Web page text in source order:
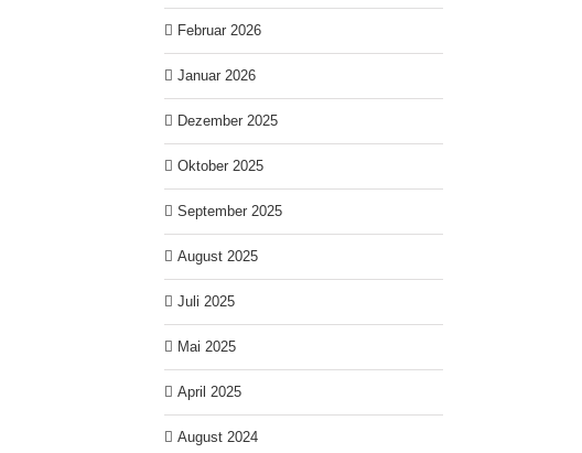
Februar 2026
Januar 2026
Dezember 2025
Oktober 2025
September 2025
August 2025
Juli 2025
Mai 2025
April 2025
August 2024